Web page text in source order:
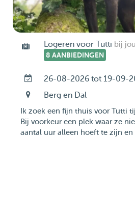
Logeren voor Tutti bij
8 AANBIEDINGEN
26-08-2026 tot 19-09-
Berg en Dal
Ik zoek een fijn thuis voor Tutti
Bij voorkeur een plek waar ze
aantal uur alleen hoeft te zijn en